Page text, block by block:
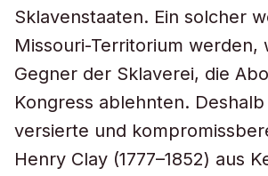
Sklavenstaaten. Ein solcher
Missouri-Territorium werden,
Gegner der Sklaverei, die
Kongress ablehnten.
versierte und
Henry Clay (1777–1852) aus